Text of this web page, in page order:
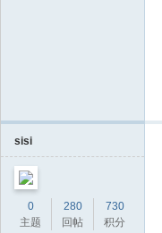
sisi
0
主题
280
回帖
730
积分